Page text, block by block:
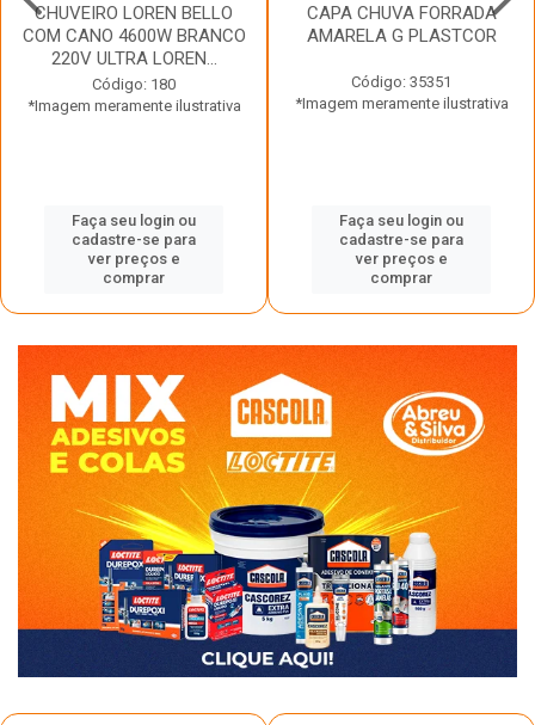
CHUVEIRO LOREN BELLO
COM CANO 4600W BRANCO
220V ULTRA LOREN...
Código: 180
*Imagem meramente ilustrativa
Faça seu login ou
cadastre-se para
ver preços e
comprar
CAPA CHUVA FORRADA
AMARELA G PLASTCOR
Código: 35351
*Imagem meramente ilustrativa
Faça seu login ou
cadastre-se para
ver preços e
comprar